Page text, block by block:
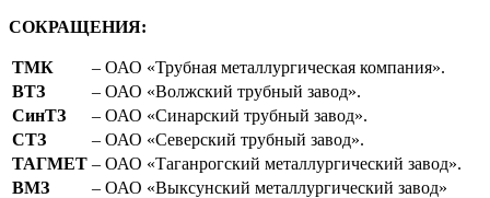
СОКРАЩЕНИЯ:
ТМК – ОАО «Трубная металлургическая компания».
ВТЗ
– ОАО «Волжский трубный завод».
СинТЗ
– ОАО «Синарский трубный завод».
СТЗ
– ОАО «Северский трубный завод».
ТАГМЕТ – ОАО «Таганрогский металлургический завод».
ВМЗ
– ОАО «Выксунский металлургический завод»